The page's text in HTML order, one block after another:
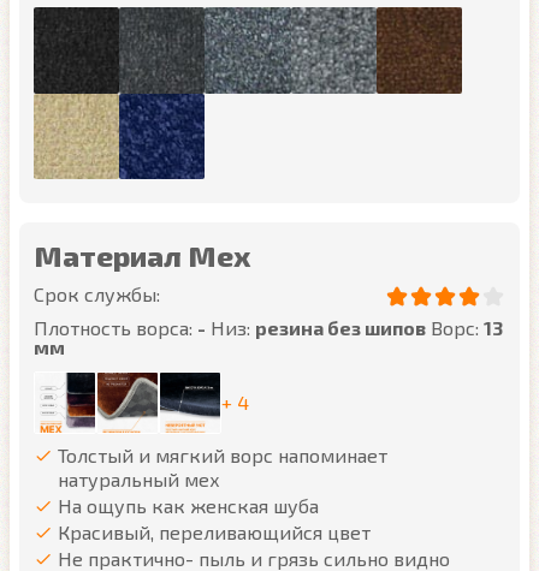
Материал Мех
Срок службы:
Плотность ворса: - Низ: резина без шипов Ворс: 13
мм
+ 4
Толстый и мягкий ворс напоминает
натуральный мех
На ощупь как женская шуба
Красивый, переливающийся цвет
Не практично- пыль и грязь сильно видно